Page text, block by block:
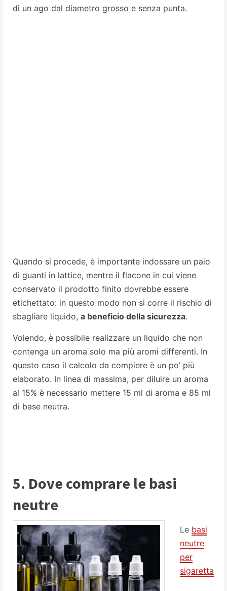
di un ago dal diametro grosso e senza punta.
Quando si procede, è importante indossare un paio
di guanti in lattice, mentre il flacone in cui viene
conservato il prodotto finito dovrebbe essere
etichettato: in questo modo non si corre il rischio di
sbagliare liquido, a beneficio della sicurezza.
Volendo, è possibile realizzare un liquido che non
contenga un aroma solo ma più aromi differenti. In
questo caso il calcolo da compiere è un po’ più
elaborato. In linea di massima, per diluire un aroma
al 15% è necessario mettere 15 ml di aroma e 85 ml
di base neutra.
5. Dove comprare le basi
neutre
Le basi
neutre
per
sigaretta